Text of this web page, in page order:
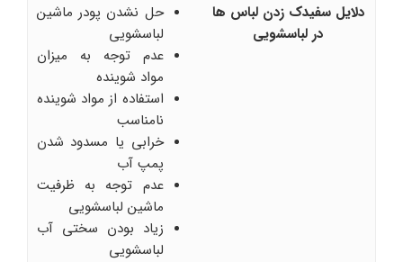
دلایل سفیدک زدن لباس ها
در لباسشویی
حل نشدن پودر ماشین
لباسشویی
عدم توجه به میزان
مواد شوینده
استفاده از مواد شوینده
نامناسب
خرابی یا مسدود شدن
پمپ آب
عدم توجه به ظرفیت
ماشین لباسشویی
زیاد بودن سختی آب
لباسشویی